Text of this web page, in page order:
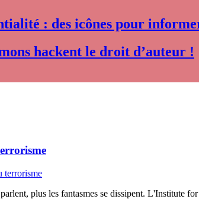
: des icônes pour
hackent le droit d’auteur !
plus les fantasmes se dissipent. L'Institute